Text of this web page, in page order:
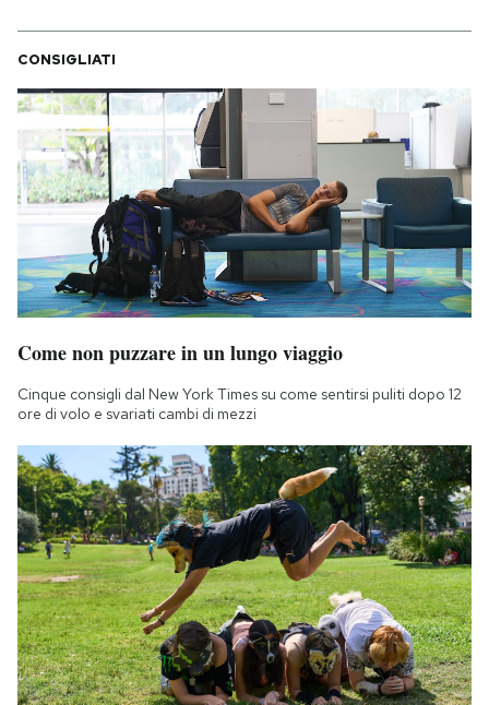
CONSIGLIATI
Come non puzzare in un lungo viaggio
Cinque consigli dal New York Times su come sentirsi puliti dopo 12
ore di volo e svariati cambi di mezzi